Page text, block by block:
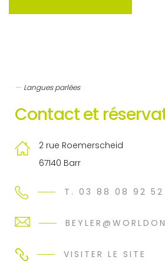
Langues parlées
Contact et
2 rue Roemerscheid
67140 Barr
T. 03 88 08 92 52
VISITER LE SITE